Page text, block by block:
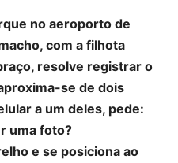
no aeroporto de
com a filhota
resolve registrar o
se de dois
a um deles, pede:
uma foto?
e se posiciona ao